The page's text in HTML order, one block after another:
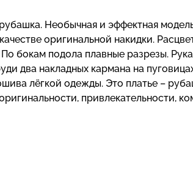
Необычная и эффектная
оригинальной накидки.
По бокам подола плавные разрезы.
два накладных кармана на
лёгкой одежды. Это платье –
привлекательности,